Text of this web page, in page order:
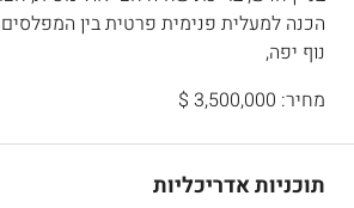
הכנה למעלית פנימית פרטית בין המפלסים
נוף יפה,
מחיר: 3,500,000 $
תוכניות אדריכליות